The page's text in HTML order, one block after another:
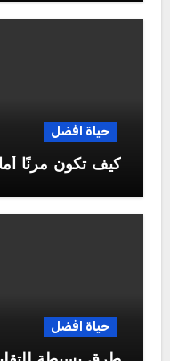
حياة افضل
كيف تكون مرنًا
حياة افضل